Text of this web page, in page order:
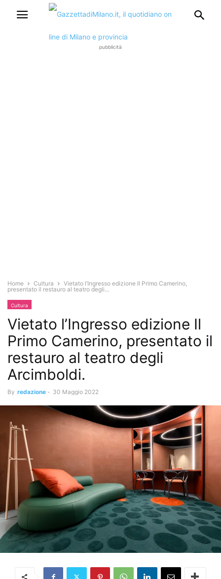
pubblicità
Home Cultura
Vietato l’Ingresso edizione Il Primo Camerino,
presentato il restauro al teatro degli...
Cultura
Vietato l’Ingresso edizione Il
Primo Camerino, presentato il
restauro al teatro degli
Arcimboldi.
By redazione - 30 Maggio 2022